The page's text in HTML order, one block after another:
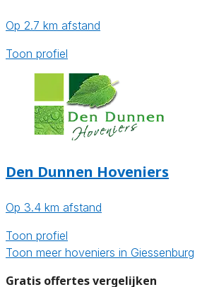
Op 2.7 km afstand
Toon profiel
Den Dunnen Hoveniers
Op 3.4 km afstand
Toon profiel
Toon meer hoveniers in Giessenburg
Gratis offertes vergelijken